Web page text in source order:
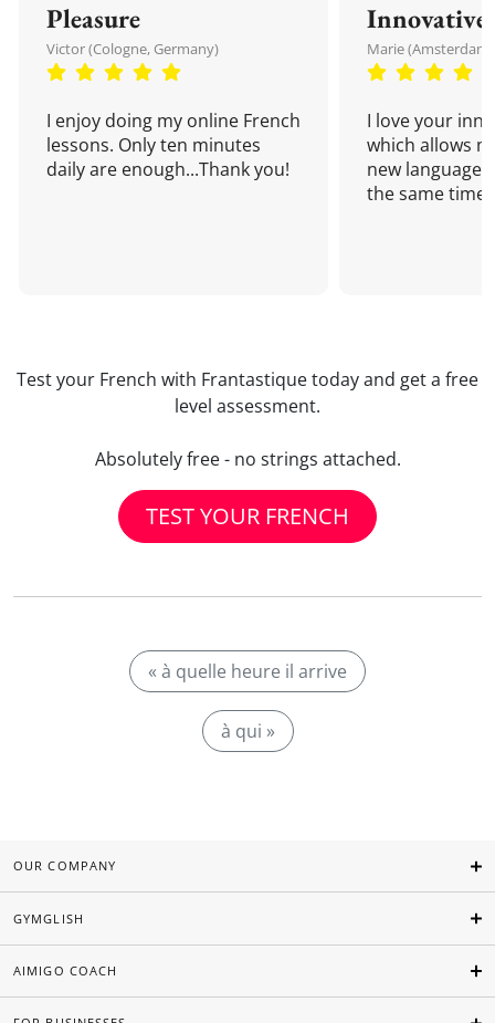
Pleasure
Victor (Cologne, Germany)
I enjoy doing my online French
lessons. Only ten minutes
daily are enough...Thank you!
Innovative
Marie
I love your
which allows
new language
the same time!
Test your French with Frantastique today and get a free
level assessment.
Absolutely free - no strings attached.
TEST YOUR FRENCH
« à quelle heure il arrive
à qui »
OUR COMPANY
GYMGLISH
AIMIGO COACH